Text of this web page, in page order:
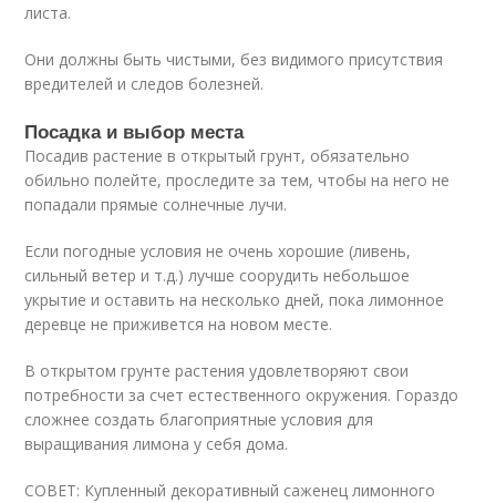
листа.
Они должны быть чистыми, без видимого присутствия
вредителей и следов болезней.
Посадка и выбор места
Посадив растение в открытый грунт, обязательно
обильно полейте, проследите за тем, чтобы на него не
попадали прямые солнечные лучи.
Если погодные условия не очень хорошие (ливень,
сильный ветер и т.д.) лучше соорудить небольшое
укрытие и оставить на несколько дней, пока лимонное
деревце не приживется на новом месте.
В открытом грунте растения удовлетворяют свои
потребности за счет естественного окружения. Гораздо
сложнее создать благоприятные условия для
выращивания лимона у себя дома.
СОВЕТ: Купленный декоративный саженец лимонного